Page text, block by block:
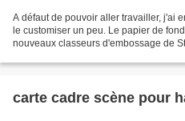
A défaut de pouvoir aller travailler, j'ai
le customiser un peu. Le papier de
nouveaux classeurs d'embossage de
carte cadre scène pour